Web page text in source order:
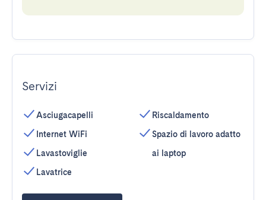
Servizi
Asciugacapelli
Internet WiFi
Lavastoviglie
Lavatrice
Riscaldamento
Spazio di lavoro adatto
ai laptop